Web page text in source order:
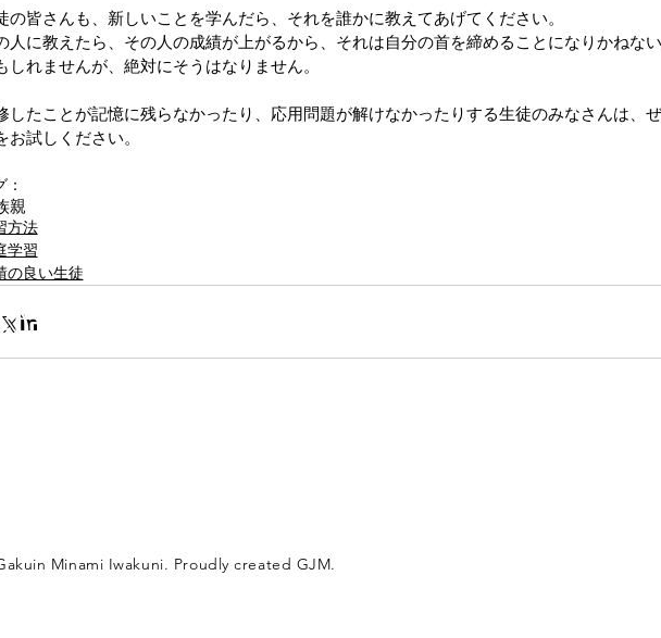
の皆さんも、新しいことを学んだら、それを誰かに教えてあげてください。
人に教えたら、その人の成績が上がるから、それは自分の首を締めることになりかねな
しれませんが、絶対にそうはなりません。
したことが記憶に残らなかったり、応用問題が解けなかったりする生徒のみなさんは、
お試しください。
：
親
方法
学習
の良い生徒
院南岩国校
Minami Iwakuni. Proudly created GJM.